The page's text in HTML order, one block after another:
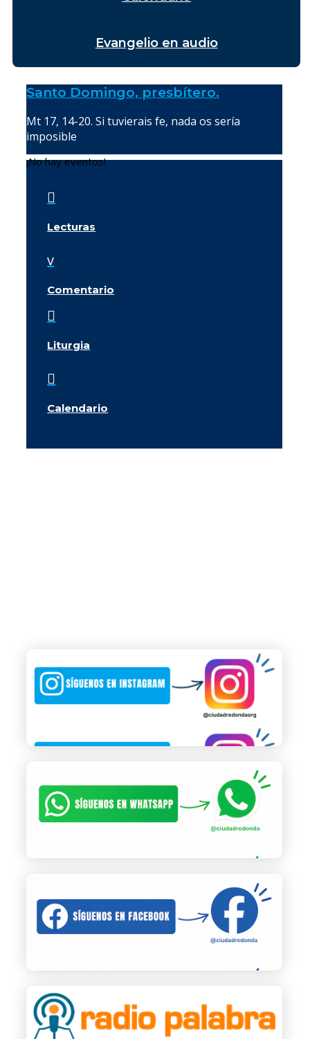
Evangelio en audio
Santo Domingo, presbítero.
Mt 17, 14-20. Si tuvierais fe, nada os sería
imposible
¡No hay eventos!

Lecturas
v
Comentario

Liturgia

Calendario